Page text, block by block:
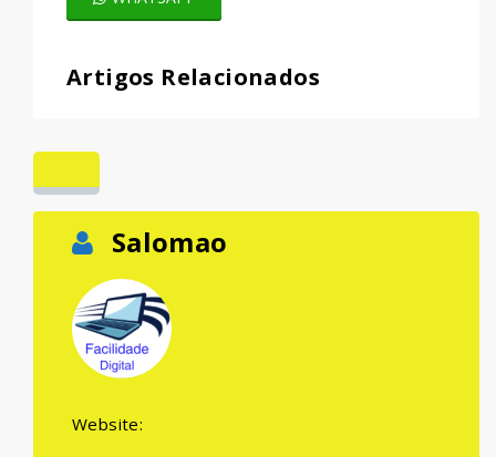
Artigos Relacionados
Salomao
Website: